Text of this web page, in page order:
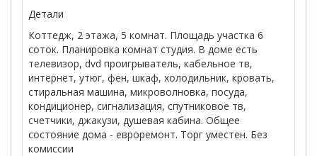
Детали
Коттедж, 2 этажа, 5 комнат. Площадь участка 6
соток. Планировка комнат студия. В доме есть
телевизор, dvd проигрыватель, кабельное тв,
интернет, утюг, фен, шкаф, холодильник, кровать,
стиральная машина, микроволновка, посуда,
кондиционер, сигнализация, спутниковое тв,
счетчики, джакузи, душевая кабина. Общее
состояние дома - евроремонт. Торг уместен. Без
комиссии